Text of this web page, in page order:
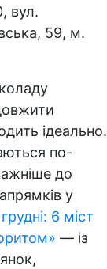
вул.
59, м.
ідеально.
по-
до
у
6 міст
— із